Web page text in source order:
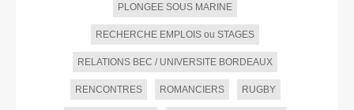
PLONGEE SOUS MARINE
RECHERCHE EMPLOIS ou STAGES
RELATIONS BEC / UNIVERSITE BORDEAUX
RENCONTRES ROMANCIERS RUGBY